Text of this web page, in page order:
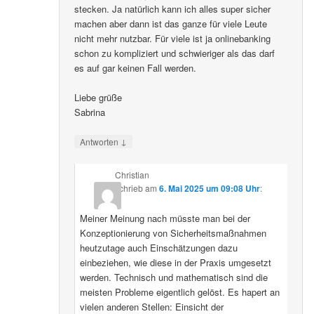
stecken. Ja natürlich kann ich alles super sicher
machen aber dann ist das ganze für viele Leute
nicht mehr nutzbar. Für viele ist ja onlinebanking
schon zu kompliziert und schwieriger als das darf
es auf gar keinen Fall werden.
Liebe grüße
Sabrina
Antworten ↓
Christian
schriebam 6. Mai 2025 um 09:08 Uhr:
Meiner Meinung nach müsste man bei der
Konzeptionierung von Sicherheitsmaßnahmen
heutzutage auch Einschätzungen dazu
einbeziehen, wie diese in der Praxis umgesetzt
werden. Technisch und mathematisch sind die
meisten Probleme eigentlich gelöst. Es hapert an
vielen anderen Stellen: Einsicht der